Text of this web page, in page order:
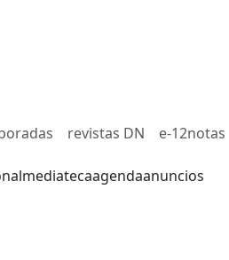
revistas DN e-12notas
mediatecaagendaanuncios